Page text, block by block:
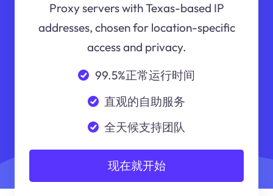
Proxy servers with Texas-based IP
addresses, chosen for location-specific
access and privacy.
99.5%正常运行时间
直观的自助服务
全天候支持团队
现在就开始